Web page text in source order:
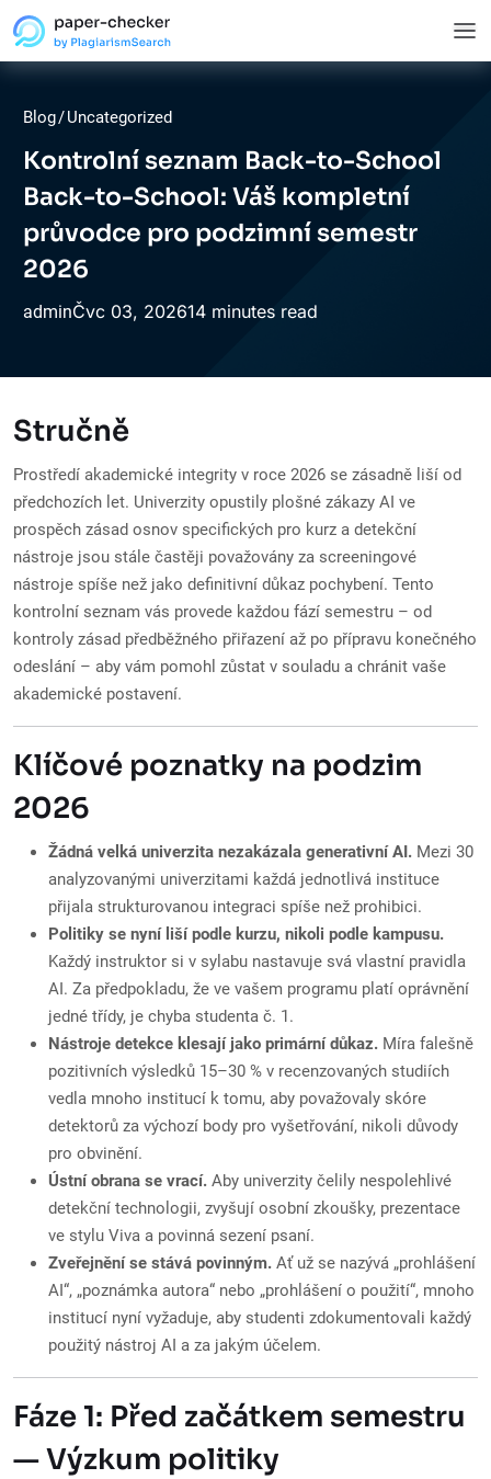
Blog/Uncategorized
Kontrolní seznam Back-to-School
Back-to-School: Váš kompletní
průvodce pro podzimní semestr
2026
adminČvc 03, 202614 minutes read
Stručně
Prostředí akademické integrity v roce 2026 se zásadně liší od
předchozích let. Univerzity opustily plošné zákazy AI ve
prospěch zásad osnov specifických pro kurz a detekční
nástroje jsou stále častěji považovány za screeningové
nástroje spíše než jako definitivní důkaz pochybení. Tento
kontrolní seznam vás provede každou fází semestru – od
kontroly zásad předběžného přiřazení až po přípravu konečného
odeslání – aby vám pomohl zůstat v souladu a chránit vaše
akademické postavení.
Klíčové poznatky na podzim
2026
Žádná velká univerzita nezakázala generativní AI. Mezi 30
analyzovanými univerzitami každá jednotlivá instituce
přijala strukturovanou integraci spíše než prohibici.
Politiky se nyní liší podle kurzu, nikoli podle kampusu.
Každý instruktor si v sylabu nastavuje svá vlastní pravidla
AI. Za předpokladu, že ve vašem programu platí oprávnění
jedné třídy, je chyba studenta č. 1.
Nástroje detekce klesají jako primární důkaz. Míra falešně
pozitivních výsledků 15–30 % v recenzovaných studiích
vedla mnoho institucí k tomu, aby považovaly skóre
detektorů za výchozí body pro vyšetřování, nikoli důvody
pro obvinění.
Ústní obrana se vrací. Aby univerzity čelily nespolehlivé
detekční technologii, zvyšují osobní zkoušky, prezentace
ve stylu Viva a povinná sezení psaní.
Zveřejnění se stává povinným. Ať už se nazývá „prohlášení
AI“, „poznámka autora“ nebo „prohlášení o použití“, mnoho
institucí nyní vyžaduje, aby studenti zdokumentovali každý
použitý nástroj AI a za jakým účelem.
Fáze 1: Před začátkem semestru
— Výzkum politiky